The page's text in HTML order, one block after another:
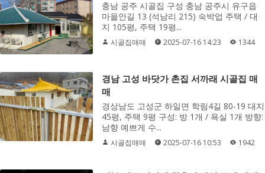
충남 공주 시골집 구성 충남 공주시 유구읍
마을안길 13 (석남리 215) 숙박업 주택 / 대
지 105평, 주택 19평...
시골집매매 2025-07-16 14:23 1344
경남 고성 바닷가 촌집 서까래 시골집 매
매
경상남도 고성군 하일면 학림4길 80-19 대지
45평, 주택 9평 구성: 방 1개 / 욕실 1개 방향:
남향 예쁘게 수...
시골집매매 2025-07-16 10:53 1942